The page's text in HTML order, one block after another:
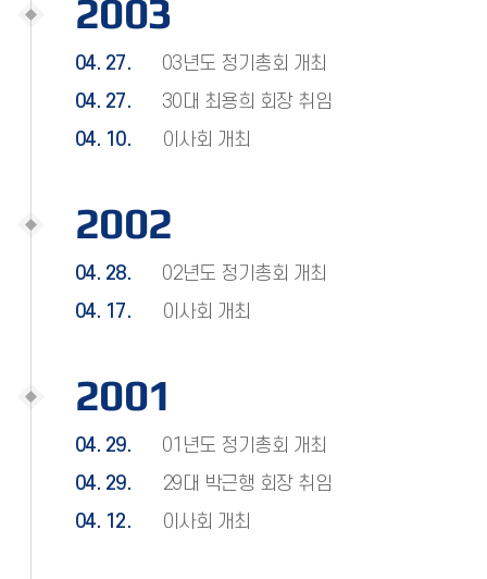
2003
04. 27.
03년도 정기총회 개최
04. 27.
30대 최용희 회장 취임
04. 10.
이사회 개최
2002
04. 28.
02년도 정기총회 개최
04. 17.
이사회 개최
2001
04. 29.
01년도 정기총회 개최
04. 29.
29대 박근행 회장 취임
04. 12.
이사회 개최